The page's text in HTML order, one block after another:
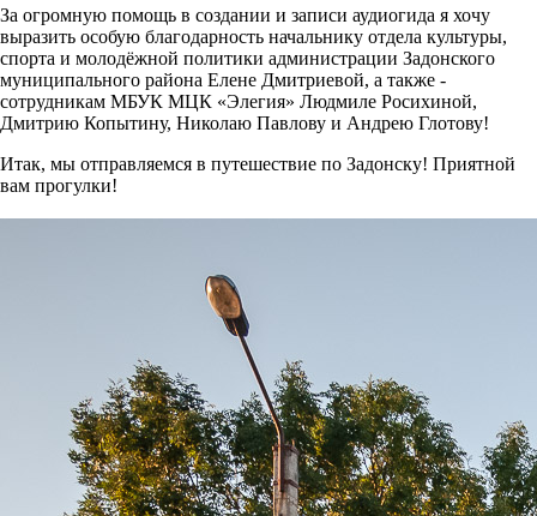
За огромную помощь в создании и записи аудиогида я хочу
выразить особую благодарность начальнику отдела культуры,
спорта и молодёжной политики администрации Задонского
муниципального района Елене Дмитриевой, а также -
сотрудникам МБУК МЦК «Элегия» Людмиле Росихиной,
Дмитрию Копытину, Николаю Павлову и Андрею Глотову!
Итак, мы отправляемся в путешествие по Задонску! Приятной
вам прогулки!